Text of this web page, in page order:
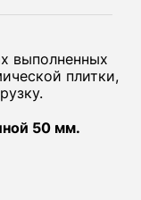
выполненных
плитки,
50 мм.